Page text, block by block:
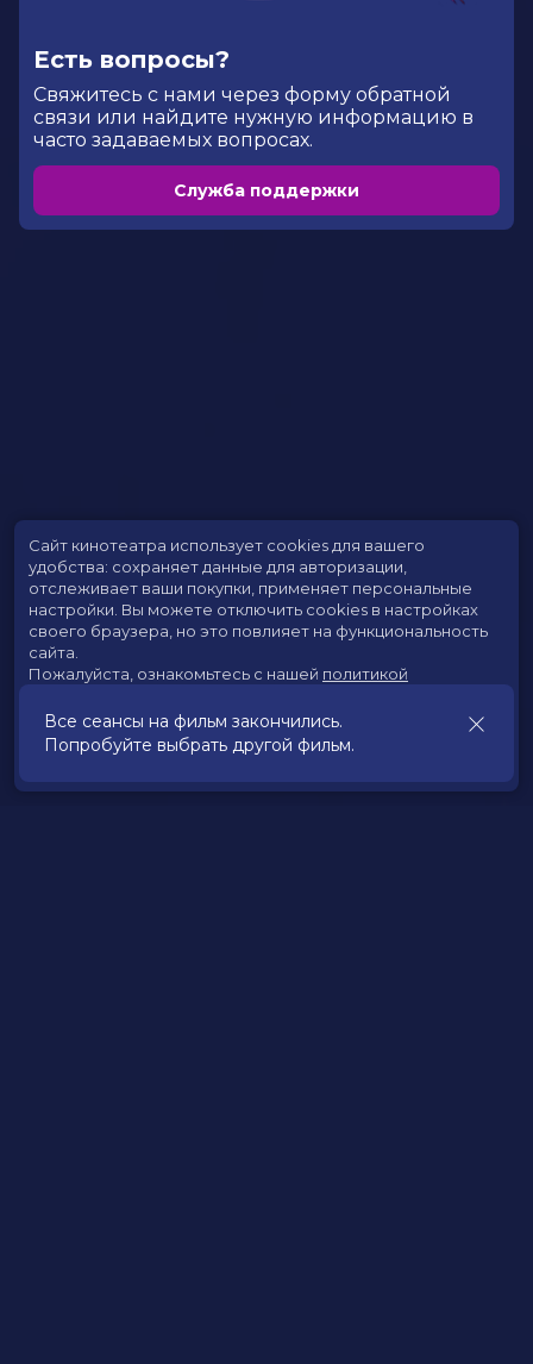
Есть вопросы?
Cвяжитесь с нами через форму обратной
связи или найдите нужную информацию в
часто задаваемых вопросах.
Служба поддержки
Все сеансы на фильм закончились.
Попробуйте выбрать другой фильм.
Сайт кинотеатра использует cookies для вашего
удобства: сохраняет данные для авторизации,
отслеживает ваши покупки, применяет персональные
настройки. Вы можете отключить cookies в настройках
своего браузера, но это повлияет на функциональность
сайта.
Пожалуйста, ознакомьтесь с нашей политикой
Принять